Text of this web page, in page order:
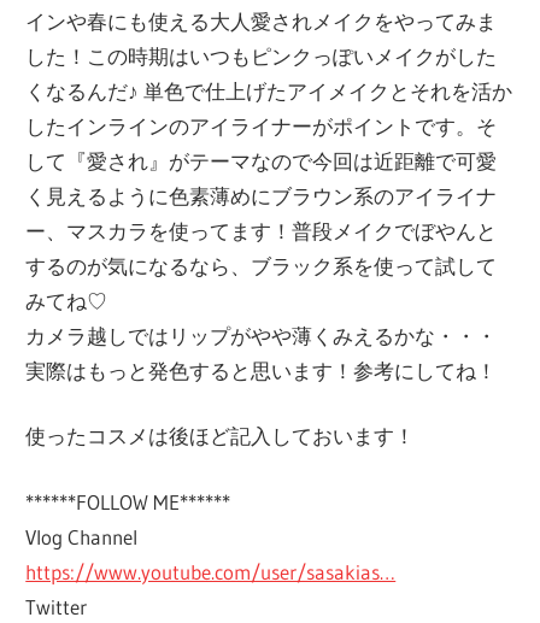
インや春にも使える大人愛されメイクをやってみま
した！この時期はいつもピンクっぽいメイクがした
くなるんだ♪ 単色で仕上げたアイメイクとそれを活か
したインラインのアイライナーがポイントです。そ
して『愛され』がテーマなので今回は近距離で可愛
く見えるように色素薄めにブラウン系のアイライナ
ー、マスカラを使ってます！普段メイクでぼやんと
するのが気になるなら、ブラック系を使って試して
みてね♡
カメラ越しではリップがやや薄くみえるかな・・・
実際はもっと発色すると思います！参考にしてね！
使ったコスメは後ほど記入しておいます！
******FOLLOW ME******
Vlog Channel
https://www.youtube.com/user/sasakias…
Twitter